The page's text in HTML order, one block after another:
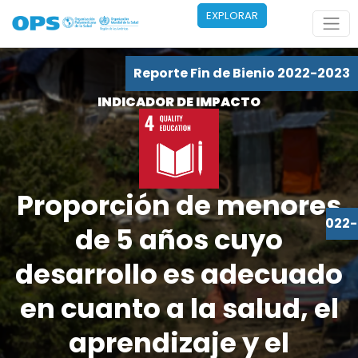
EXPLORAR
Reporte Fin de Bienio 2022-2023
INDICADOR DE IMPACTO
Proporción de menores
de 5 años cuyo
desarrollo es adecuado
en cuanto a la salud, el
aprendizaje y el
Reporte Fin de Bienio